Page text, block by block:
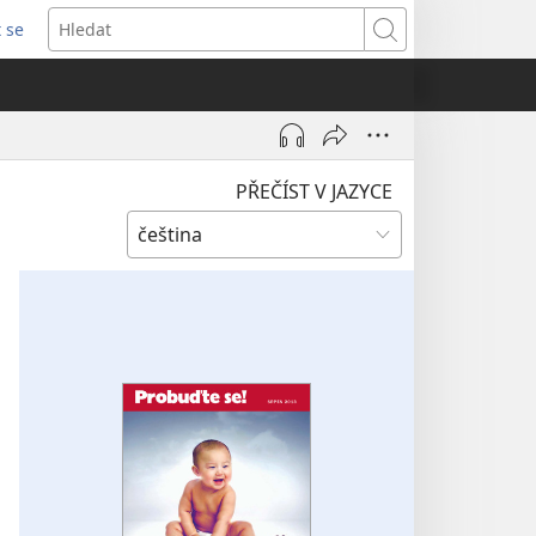
se
Hledat
PŘEČÍST V JAZYCE